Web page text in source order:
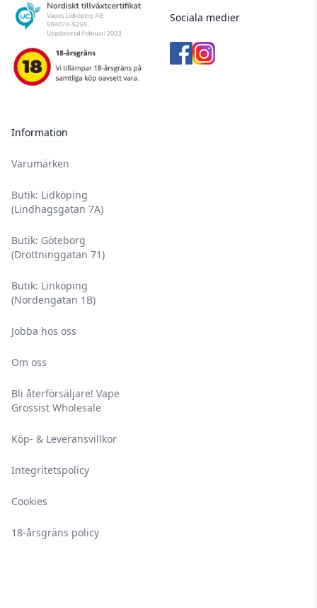
Information
Varumärken
Butik: Lidköping
(Lindhagsgatan 7A)
Butik: Göteborg
(Drottninggatan 71)
Butik: Linköping
(Nordengatan 1B)
Jobba hos oss
Om oss
Bli återförsäljare! Vape
Grossist Wholesale
Köp- & Leveransvillkor
Integritetspolicy
Cookies
18-årsgräns policy
Sociala medier